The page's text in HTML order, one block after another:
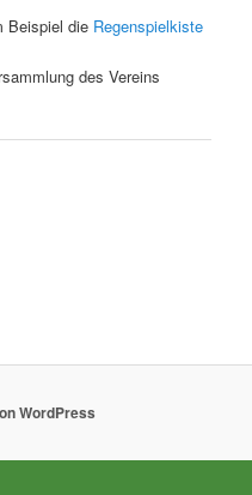
Beispiel die Regenspielkiste
des Vereins
WordPress